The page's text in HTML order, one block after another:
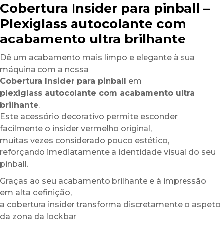
Cobertura Insider para pinball –
Plexiglass autocolante com
acabamento ultra brilhante
Dê um acabamento mais limpo e elegante à sua
máquina com a nossa
Cobertura Insider para pinball
em
plexiglass autocolante com acabamento ultra
brilhante.
Este acessório decorativo permite esconder
facilmente o insider vermelho original,
muitas vezes considerado pouco estético,
reforçando imediatamente a identidade visual do seu
pinball.
Graças ao seu acabamento brilhante e à impressão
em alta definição,
a cobertura insider transforma discretamente o aspeto
da zona da lockbar